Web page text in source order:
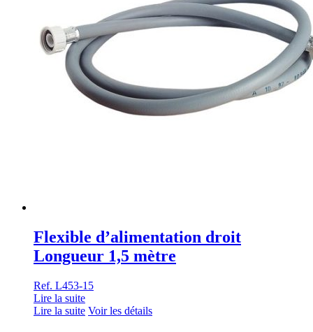
Flexible d’alimentation droit
Longueur 1,5 mètre
Ref. L453-15
Lire la suite
Lire la suite Voir les détails